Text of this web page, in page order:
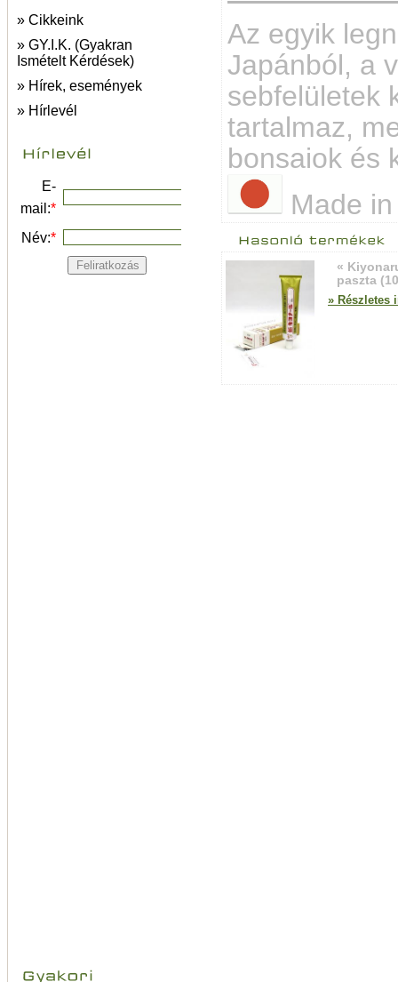
» Cikkeink
» GY.I.K. (Gyakran
Ismételt Kérdések)
» Hírek, események
» Hírlevél
E-
mail:*
Név:*
Az egyik
Japánból, a
sebfelületek
tartalmaz,
bonsaiok és
Made
«
paszta
» Részletes